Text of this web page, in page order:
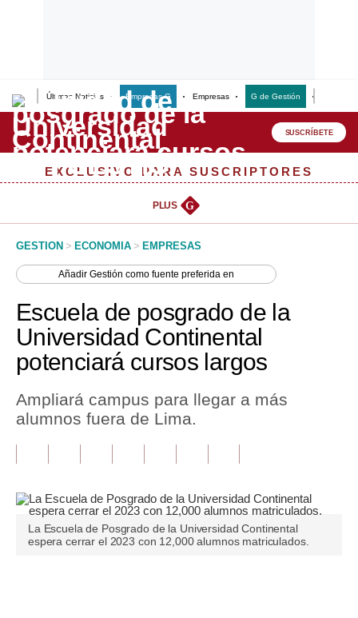
Últimas Noticias Empresas G Empresas G de Gestión
Lo último
Peru Quiosco
Management & Empleo
Perú
Política
Finanzas Personales
Opinión
Editorial
SUSCRÍBETE
EXCLUSIVO PARA SUSCRIPTORES
PLUS G
GESTION > ECONOMIA > EMPRESAS
AñadirGestión como fuente preferida en
Escuela de posgrado de la
Universidad Continental
potenciará cursos largos
Ampliará campus para llegar a más
alumnos fuera de Lima.
La Escuela de Posgrado de la Universidad Continental
espera cerrar el 2023 con 12,000 alumnos matriculados.